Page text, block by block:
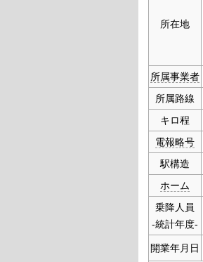
所在地
所属事業者
所属路線
キロ程
電報略号
駅構造
ホーム
乗降人員
-統計年度-
開業年月日